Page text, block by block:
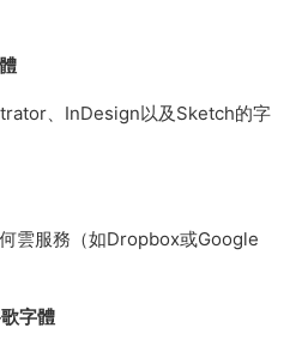
、InDesign以及Sketch的字
雲服務（如Dropbox或Google
字體